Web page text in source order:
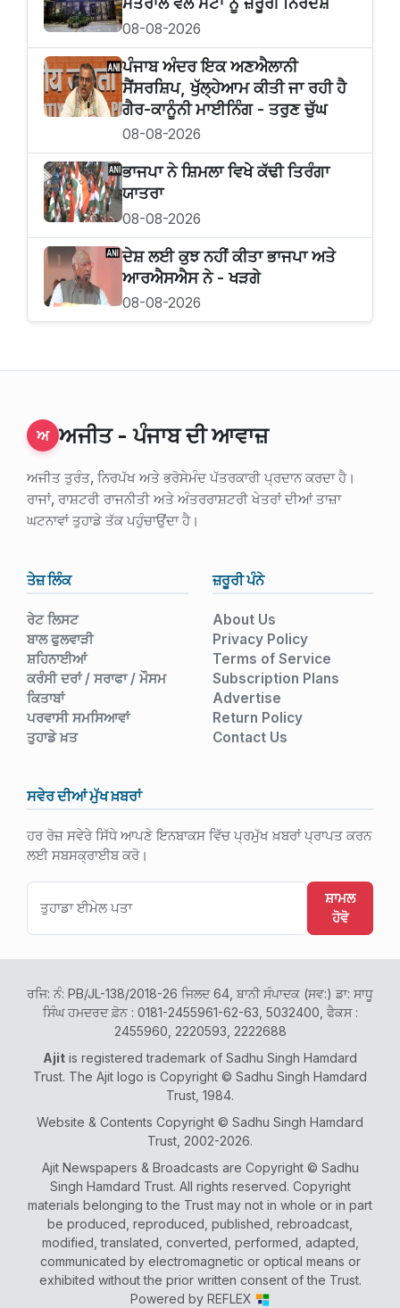
08-08-2026
ਪੰਜਾਬ ਅੰਦਰ ਇਕ ਅਣਐਲਾਨੀ
ਸੈਂਸਰਸ਼ਿਪ, ਖੁੱਲ੍ਹੇਆਮ ਕੀਤੀ ਜਾ ਰਹੀ ਹੈ
ਗੈਰ-ਕਾਨੂੰਨੀ ਮਾਈਨਿੰਗ - ਤਰੁਣ ਚੁੱਘ
08-08-2026
ਭਾਜਪਾ ਨੇ ਸ਼ਿਮਲਾ ਵਿਖੇ ਕੱਢੀ ਤਿਰੰਗਾ
ਯਾਤਰਾ
08-08-2026
ਦੇਸ਼ ਲਈ ਕੁਝ ਨਹੀਂ ਕੀਤਾ ਭਾਜਪਾ ਅਤੇ
ਆਰਐਸਐਸ ਨੇ - ਖੜਗੇ
08-08-2026
ਅ ਅਜੀਤ - ਪੰਜਾਬ ਦੀ ਆਵਾਜ਼
ਅਜੀਤ ਤੁਰੰਤ, ਨਿਰਪੱਖ ਅਤੇ ਭਰੋਸੇਮੰਦ ਪੱਤਰਕਾਰੀ ਪ੍ਰਦਾਨ ਕਰਦਾ ਹੈ।
ਰਾਜਾਂ, ਰਾਸ਼ਟਰੀ ਰਾਜਨੀਤੀ ਅਤੇ ਅੰਤਰਰਾਸ਼ਟਰੀ ਖੇਤਰਾਂ ਦੀਆਂ ਤਾਜ਼ਾ
ਘਟਨਾਵਾਂ ਤੁਹਾਡੇ ਤੱਕ ਪਹੁੰਚਾਉਂਦਾ ਹੈ।
ਤੇਜ਼ ਲਿੰਕ
ਰੇਟ ਲਿਸਟ
ਬਾਲ ਫੁਲਵਾੜੀ
ਸ਼ਹਿਨਾਈਆਂ
ਕਰੰਸੀ ਦਰਾਂ / ਸਰਾਫਾ / ਮੌਸਮ
ਕਿਤਾਬਾਂ
ਪਰਵਾਸੀ ਸਮਸਿਆਵਾਂ
ਤੁਹਾਡੇ ਖ਼ਤ
ਜ਼ਰੂਰੀ ਪੰਨੇ
About Us
Privacy Policy
Terms of Service
Subscription Plans
Advertise
Return Policy
Contact Us
ਸਵੇਰ ਦੀਆਂ ਮੁੱਖ ਖ਼ਬਰਾਂ
ਹਰ ਰੋਜ਼ ਸਵੇਰੇ ਸਿੱਧੇ ਆਪਣੇ ਇਨਬਾਕਸ ਵਿੱਚ ਪ੍ਰਮੁੱਖ ਖ਼ਬਰਾਂ ਪ੍ਰਾਪਤ ਕਰਨ
ਲਈ ਸਬਸਕ੍ਰਾਈਬ ਕਰੋ।
ਸ਼ਾਮਲ
ਹੋਵੋ
ਰਜਿ: ਨੰ: PB/JL-138/2018-26 ਜਿਲਦ 64, ਬਾਨੀ ਸੰਪਾਦਕ (ਸਵ:) ਡਾ: ਸਾਧੂ
ਸਿੰਘ ਹਮਦਰਦ ਫ਼ੋਨ : 0181-2455961-62-63, 5032400, ਫੈਕਸ :
2455960, 2220593, 2222688
Ajit is registered trademark of Sadhu Singh Hamdard
Trust. The Ajit logo is Copyright © Sadhu Singh Hamdard
Trust, 1984.
Website & Contents Copyright © Sadhu Singh Hamdard
Trust, 2002-2026.
Ajit Newspapers & Broadcasts are Copyright © Sadhu
Singh Hamdard Trust. All rights reserved. Copyright
materials belonging to the Trust may not in whole or in part
be produced, reproduced, published, rebroadcast,
modified, translated, converted, performed, adapted,
communicated by electromagnetic or optical means or
exhibited without the prior written consent of the Trust.
Powered by REFLEX